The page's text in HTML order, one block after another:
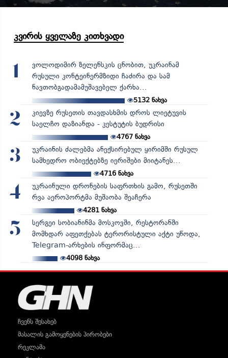
კვირის ყველაზე კითხვადი
1
ვოლოდიმირ ზელენსკის ცნობით, უკრაინამ
რუსული კონტეინერმზიდი ჩაძირა და სამ
ნავთობგადამამუშავებელ ქარხა...
5132 ნახვა
2
კიევზე რუსეთის თავდასხმის დროს ლიეტუვის
საელჩო დაზიანდა - კესტუტის ბუდრისი
4767ნახვა
3
უკრაინის ძალებმა ანექსირებულ ყირიმში რუსულ
სამხედრო ობიექტებზე იერიშები მიიტანეს...
4716ნახვა
4
უკრაინული დრონების საფრთხის გამო, რუსეთში
რვა აეროპორტმა მუშაობა შეაჩერა
4281ნახვა
5
სერგეი სობიანინმა მოსკოვში, რესტორანში
მომხდარ აფეთქებას ტერორისტული აქტი უწოდა,
Telegram-არხების ინფორმაც...
4098ნახვა
ჩვენს შესახებ
მასალის გამოყენების პირობები
რეკლამა